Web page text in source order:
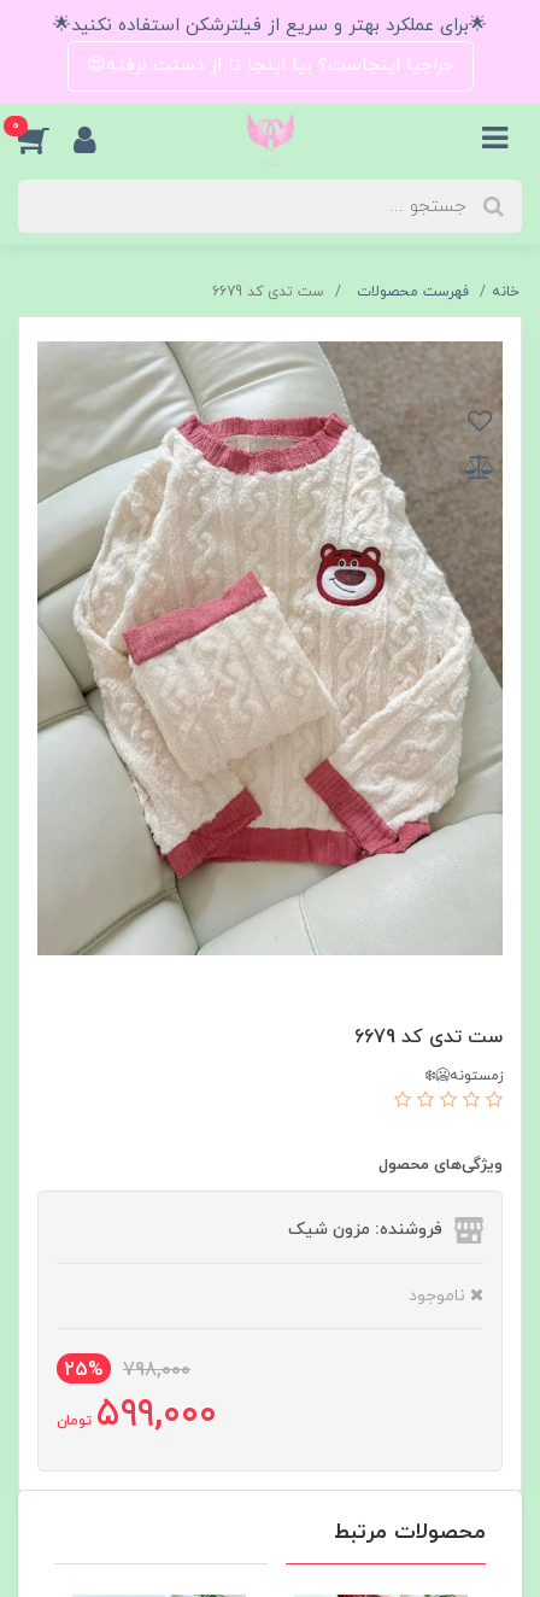
🌟برای عملکرد بهتر و سریع از فیلترشکن استفاده نکنید🌟
حراجیا اینجاست؟ بیا اینجا تا از دستت نرفته😍
0
خانه فهرست محصولات ست تدی کد 6679
ست تدی کد 6679
زمستونه🥶❄️
ویژگی‌های محصول
فروشنده: مزون شیک
ناموجود
798,000
25%
599,000 تومان
محصولات مرتبط